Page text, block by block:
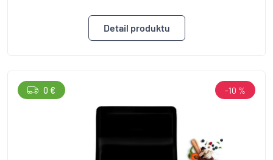
Detail produktu
0 € -10 %